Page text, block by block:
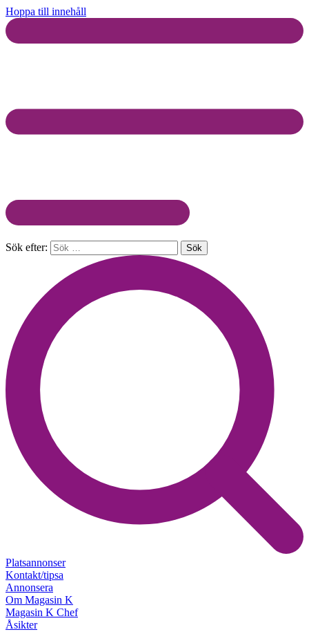
Hoppa till innehåll
Sök efter:
Platsannonser
Kontakt/tipsa
Annonsera
Om Magasin K
Magasin K Chef
Åsikter